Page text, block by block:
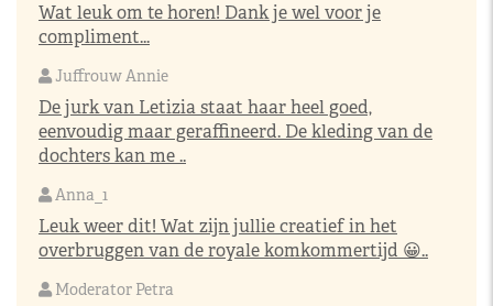
Wat leuk om te horen! Dank je wel voor je
compliment...
Juffrouw Annie
De jurk van Letizia staat haar heel goed,
eenvoudig maar geraffineerd. De kleding van de
dochters kan me ..
Anna_1
Leuk weer dit! Wat zijn jullie creatief in het
overbruggen van de royale komkommertijd 😀..
Moderator Petra